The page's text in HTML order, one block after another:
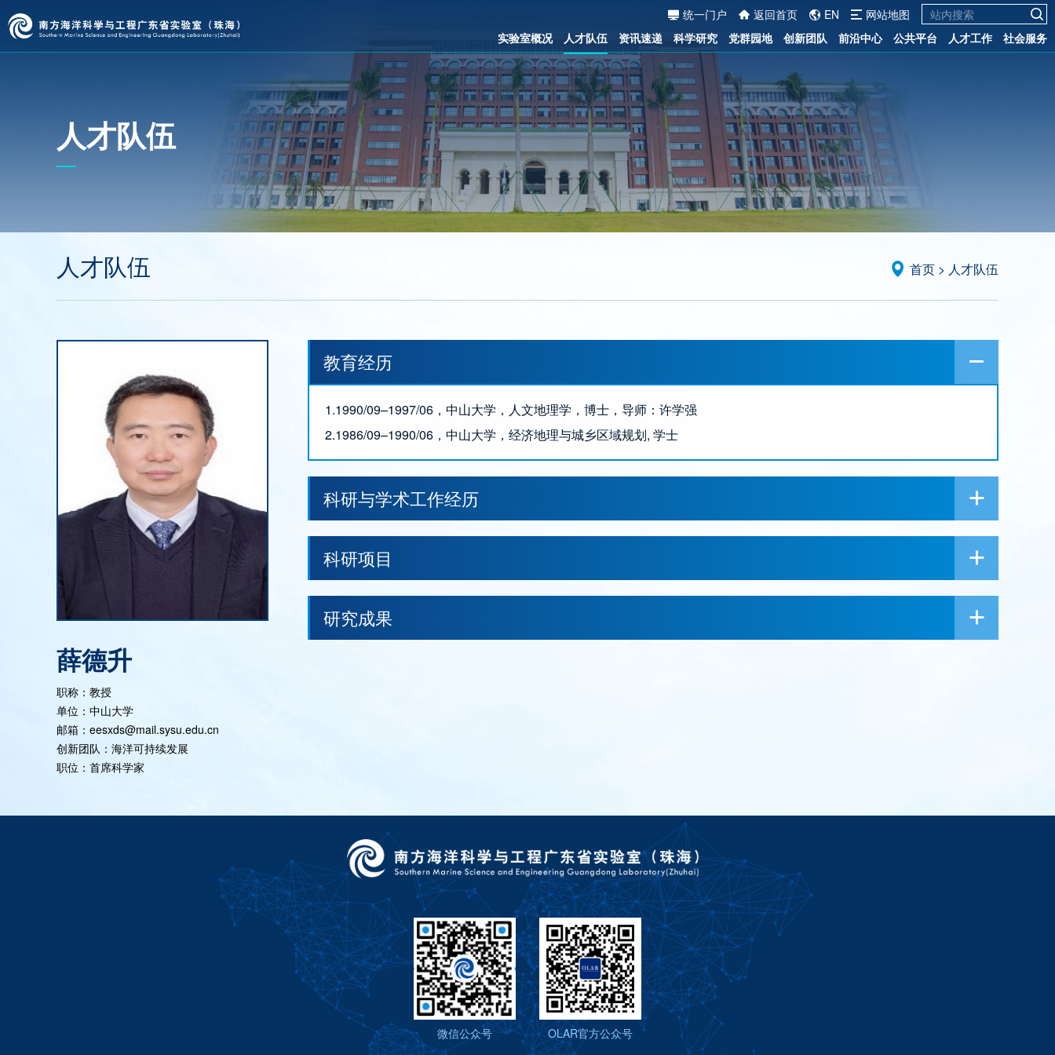
统一门户 返回首页 EN
网站地图
实验室概况
人才队伍 资讯速递 科学研究 党群园地 创新团队 前沿中心 公共平台 人才工作 社会服务
人才队伍
人才队伍 首页 > 人才队伍
薛德升
职称：教授
单位：中山大学
邮箱：eesxds@mail.sysu.edu.cn
创新团队：海洋可持续发展
职位：首席科学家
教育经历
1.1990/09–1997/06，中山大学，人文地理学，博士，导师：许学强
2.1986/09–1990/06，中山大学，经济地理与城乡区域规划, 学士
科研与学术工作经历
科研项目
研究成果
微信公众号 OLAR官方公众号